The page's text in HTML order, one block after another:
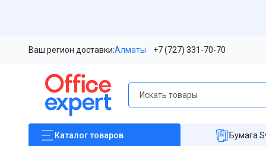
Ваш регион доставки:Алматы +7 (727) 331-70-70
Каталогтоваров Бумага